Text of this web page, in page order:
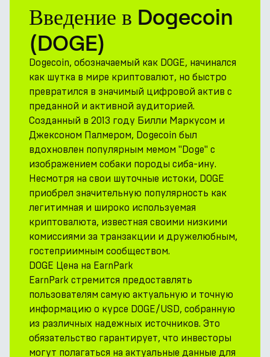
Введение в Dogecoin
(DOGE)
Dogecoin, обозначаемый как DOGE, начинался
как шутка в мире криптовалют, но быстро
превратился в значимый цифровой актив с
преданной и активной аудиторией.
Созданный в 2013 году Билли Маркусом и
Джексоном Палмером, Dogecoin был
вдохновлен популярным мемом "Doge" с
изображением собаки породы сиба-ину.
Несмотря на свои шуточные истоки, DOGE
приобрел значительную популярность как
легитимная и широко используемая
криптовалюта, известная своими низкими
комиссиями за транзакции и дружелюбным,
гостеприимным сообществом.
DOGE Цена на EarnPark
EarnPark стремится предоставлять
пользователям самую актуальную и точную
информацию о курсе DOGE/USD, собранную
из различных надежных источников. Это
обязательство гарантирует, что инвесторы
могут полагаться на актуальные данные для